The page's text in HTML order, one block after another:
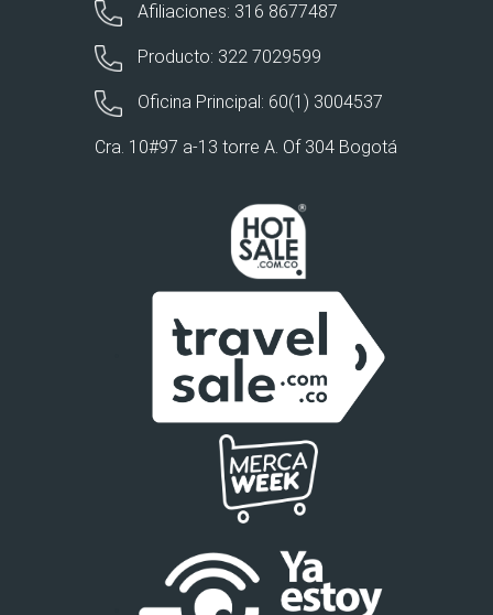
Afiliaciones: 316 8677487
Producto: 322 7029599
Oficina Principal: 60(1) 3004537
Cra. 10#97 a-13 torre A. Of 304 Bogotá